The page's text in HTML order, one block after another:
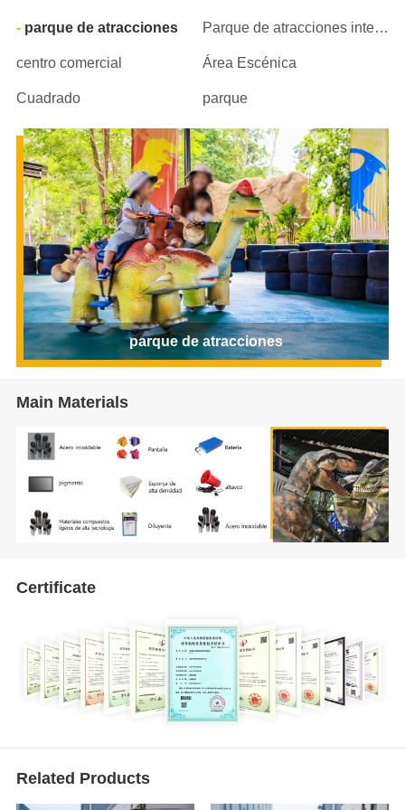
parque de atracciones Parque de atracciones interior
centro comercial Área Escénica
Cuadrado parque
parque de atracciones
Main Materials
Certificate
Related Products